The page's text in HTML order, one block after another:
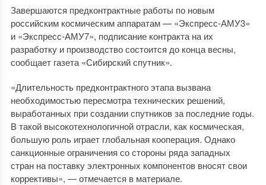
Завершаются предконтрактные работы по новым
российским космическим аппаратам — «Экспресс-АМУ3»
и «Экспресс-АМУ7», подписание контракта на их
разработку и производство состоится до конца весны,
сообщает газета «Сибирский спутник».
«Длительность предконтрактного этапа вызвана
необходимостью пересмотра технических решений,
выработанных при создании спутников за последние годы.
В такой высокотехнологичной отрасли, как космическая,
большую роль играет глобальная кооперация. Однако
санкционные ограничения со стороны ряда западных
стран на поставку электронных компонентов вносят свои
коррективы», — отмечается в материале.